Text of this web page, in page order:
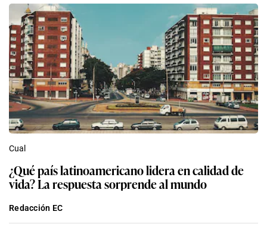
Cual
¿Qué país latinoamericano lidera en calidad de
vida? La respuesta sorprende al mundo
Redacción EC